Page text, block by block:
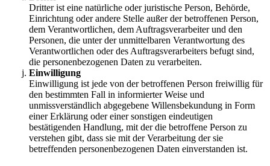
Dritter ist eine natürliche oder juristische Person, Behörde,
Einrichtung oder andere Stelle außer der betroffenen Person,
dem Verantwortlichen, dem Auftragsverarbeiter und den
Personen, die unter der unmittelbaren Verantwortung des
Verantwortlichen oder des Auftragsverarbeiters befugt sind,
die personenbezogenen Daten zu verarbeiten.
Einwilligung
Einwilligung ist jede von der betroffenen Person freiwillig für
den bestimmten Fall in informierter Weise und
unmissverständlich abgegebene Willensbekundung in Form
einer Erklärung oder einer sonstigen eindeutigen
bestätigenden Handlung, mit der die betroffene Person zu
verstehen gibt, dass sie mit der Verarbeitung der sie
betreffenden personenbezogenen Daten einverstanden ist.